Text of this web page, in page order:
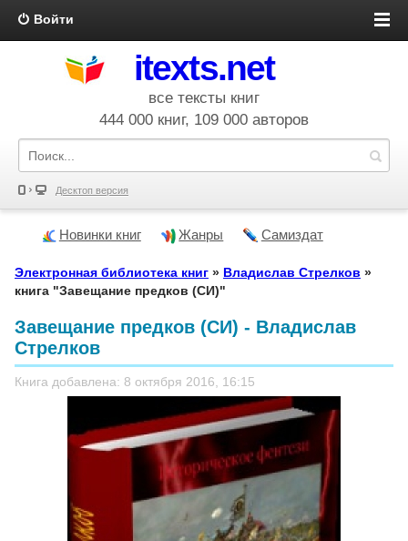
Войти
itexts.net
все тексты книг
444 000 книг, 109 000 авторов
Десктоп версия
Новинки книг Жанры Самиздат
Электронная библиотека книг » Владислав Стрелков »
книга "Завещание предков (СИ)"
Завещание предков (СИ) - Владислав
Стрелков
Книга добавлена: 8 октября 2016, 16:15